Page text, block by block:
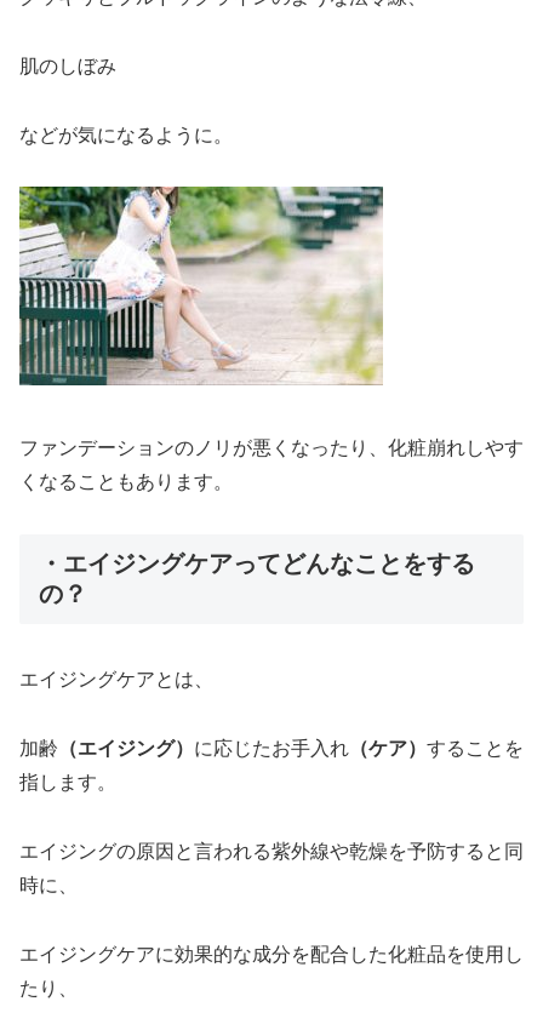
肌のしぼみ
などが気になるように。
ファンデーションのノリが悪くなったり、化粧崩れしやす
くなることもあります。
・エイジングケアってどんなことをする
の？
エイジングケアとは、
加齢 （エイジング） に応じたお手入れ （ケア） することを
指します。
エイジングの原因と言われる紫外線や乾燥を予防すると同
時に、
エイジングケアに効果的な成分を配合した化粧品を使用し
たり、